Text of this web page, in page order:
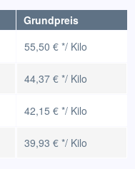
Grundpreis
55,50 € */ Kilo
44,37 € */ Kilo
42,15 € */ Kilo
39,93 € */ Kilo